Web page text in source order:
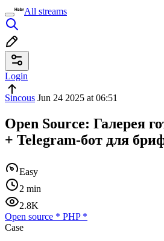
All streams
Login
Sincous Jun 24 2025 at 06:51
Open Source: Галерея
+ Telegram-бот для
Easy
2 min
2.8K
Open source * PHP*
Case